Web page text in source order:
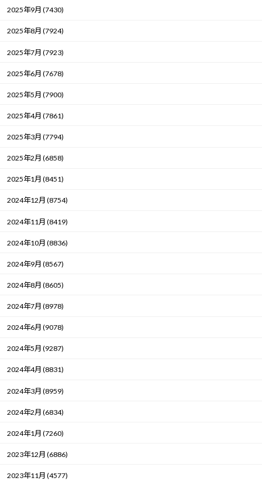
2025年9月 (7430)
2025年8月 (7924)
2025年7月 (7923)
2025年6月 (7678)
2025年5月 (7900)
2025年4月 (7861)
2025年3月 (7794)
2025年2月 (6858)
2025年1月 (8451)
2024年12月 (8754)
2024年11月 (8419)
2024年10月 (8836)
2024年9月 (8567)
2024年8月 (8605)
2024年7月 (8978)
2024年6月 (9078)
2024年5月 (9287)
2024年4月 (8831)
2024年3月 (8959)
2024年2月 (6834)
2024年1月 (7260)
2023年12月 (6886)
2023年11月 (4577)